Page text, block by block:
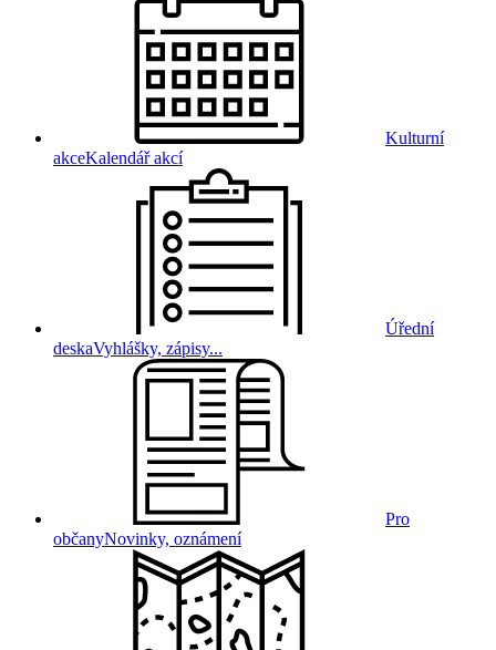
Kulturní
akceKalendář akcí
Úřední
deskaVyhlášky, zápisy...
Pro
občanyNovinky, oznámení